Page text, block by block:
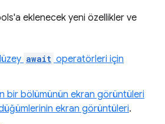
eklenecek yeni özellikler ve
await operatörleri için
bir bölümünün ekran görüntüleri
ekran görüntüleri.